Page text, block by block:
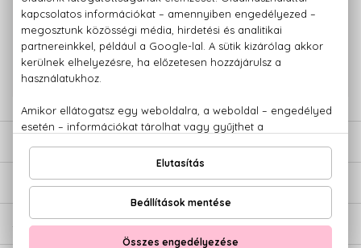
100% eredeti termékek,14 napos visszaküldési garanciával
Kérdésed van, elakadtál? Hívd ügyfélszolgálatunkat: +36 20
779 1926
ÉRTÉKELÉSEK (0)
SZÁLLÍTÁS